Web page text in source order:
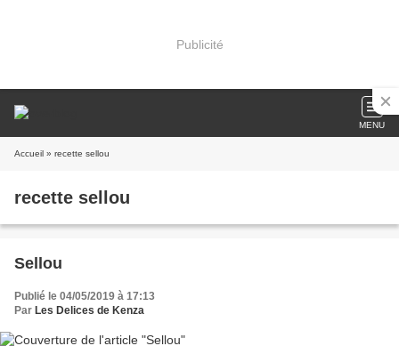
Publicité
MENU
Accueil » recette sellou
recette sellou
Sellou
Publié le 04/05/2019 à 17:13
Par Les Delices de Kenza